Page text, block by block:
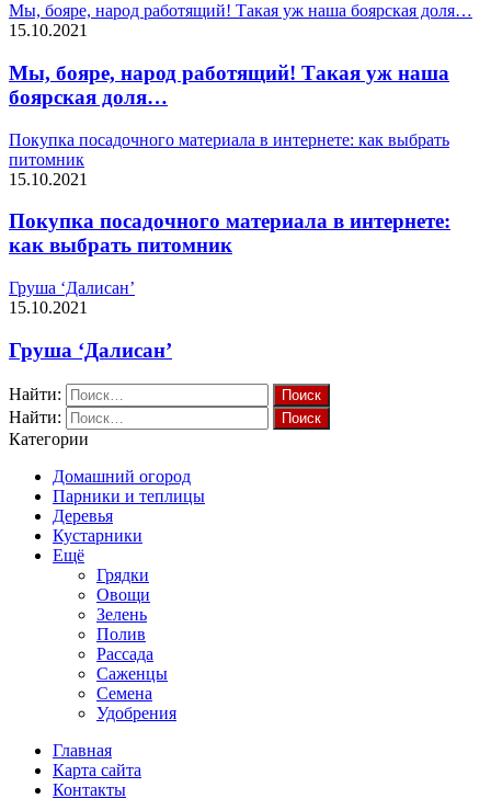
Мы, бояре, народ работящий! Такая уж наша боярская доля…
15.10.2021
Мы, бояре, народ работящий! Такая уж наша
боярская доля…
Покупка посадочного материала в интернете: как выбрать
питомник
15.10.2021
Покупка посадочного материала в интернете:
как выбрать питомник
Груша ‘Далисан’
15.10.2021
Груша ‘Далисан’
Найти:
Найти:
Категории
Домашний огород
Парники и теплицы
Деревья
Кустарники
Ещё
Грядки
Овощи
Зелень
Полив
Рассада
Саженцы
Семена
Удобрения
Главная
Карта сайта
Контакты